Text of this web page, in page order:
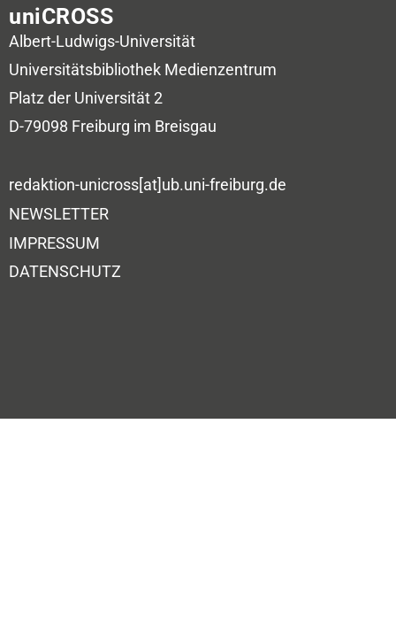
uniCROSS
Albert-Ludwigs-Universität
Universitätsbibliothek Medienzentrum
Platz der Universität 2
D-79098 Freiburg im Breisgau
redaktion-unicross[at]ub.uni-freiburg.de
NEWSLETTER
IMPRESSUM
DATENSCHUTZ